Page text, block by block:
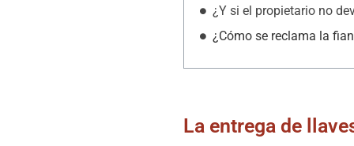
¿Y si el propietario no
¿Cómo se reclama la
La entrega de